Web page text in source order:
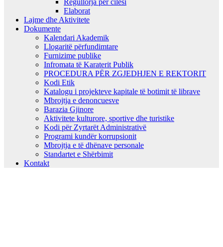
Elaborat
Lajme dhe Aktivitete
Dokumente
Kalendari Akademik
Llogaritë përfundimtare
Furnizime publike
Infromata të Karaterit Publik
PROCEDURA PËR ZGJEDHJEN E REKTORIT
Kodi Etik
Katalogu i projekteve kapitale të botimit të librave
Mbrojtja e denoncuesve
Barazia Gjinore
Aktivitete kulturore, sportive dhe turistike
Kodi për Zyrtarët Administrativë
Programi kundër korrupsionit
Mbrojtja e të dhënave personale
Standartet e Shërbimit
Kontakt